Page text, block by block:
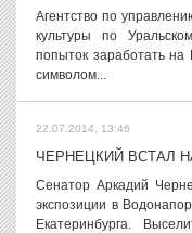
Агентство по
культуры по
попыток заработать на
символом...
22.07.2014, 13:46
ЧЕРНЕЦКИЙ ВСТАЛ
Сенатор Аркадий
экспозиции в
Екатеринбурга.